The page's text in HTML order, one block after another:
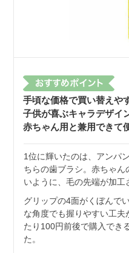
手頃な価格で買い替えや
子供が喜ぶキャラデザイ
赤ちゃん用と兼用できて
1位に輝いたのは、アンパ
ちらの歯ブラシ。赤ちゃ
いように、毛の先端が加工
グリップの4面がくぼんで
な角度でも握りやすい工
たり100円前後で購入でき
た。